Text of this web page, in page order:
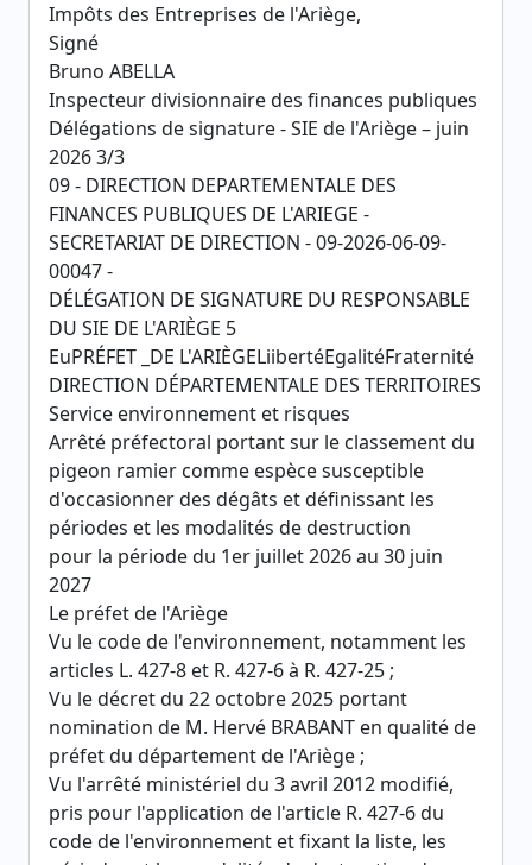
Impôts des Entreprises de l'Ariège,
Signé
Bruno ABELLA
Inspecteur divisionnaire des finances publiques
Délégations de signature - SIE de l'Ariège – juin
2026 3/3
09 - DIRECTION DEPARTEMENTALE DES
FINANCES PUBLIQUES DE L'ARIEGE -
SECRETARIAT DE DIRECTION - 09-2026-06-09-
00047 -
DÉLÉGATION DE SIGNATURE DU RESPONSABLE
DU SIE DE L'ARIÈGE 5
EuPRÉFET _DE L'ARIÈGELiibertéEgalitéFraternité
DIRECTION DÉPARTEMENTALE DES TERRITOIRES
Service environnement et risques
Arrêté préfectoral portant sur le classement du
pigeon ramier comme espèce susceptible
d'occasionner des dégâts et définissant les
périodes et les modalités de destruction
pour la période du 1er juillet 2026 au 30 juin
2027
Le préfet de l'Ariège
Vu le code de l'environnement, notamment les
articles L. 427-8 et R. 427-6 à R. 427-25 ;
Vu le décret du 22 octobre 2025 portant
nomination de M. Hervé BRABANT en qualité de
préfet du département de l'Ariège ;
Vu l'arrêté ministériel du 3 avril 2012 modifié,
pris pour l'application de l'article R. 427-6 du
code de l'environnement et fixant la liste, les